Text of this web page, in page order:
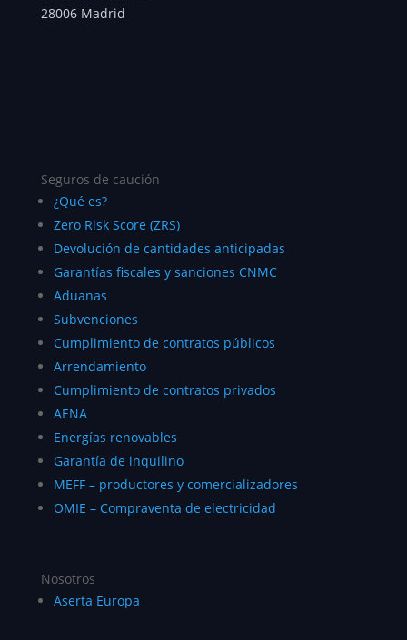
28006 Madrid
Seguros de caución
¿Qué es?
Zero Risk Score (ZRS)
Devolución de cantidades anticipadas
Garantías fiscales y sanciones CNMC
Aduanas
Subvenciones
Cumplimiento de contratos públicos
Arrendamiento
Cumplimiento de contratos privados
AENA
Energías renovables
Garantía de inquilino
MEFF – productores y comercializadores
OMIE – Compraventa de electricidad
Nosotros
Aserta Europa